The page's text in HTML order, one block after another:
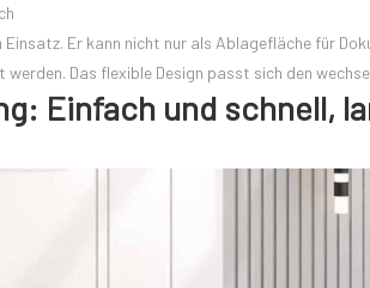
Er kann nicht nur als Ablagefläche für
Das flexible Design passt sich den
Einfach und schnell,